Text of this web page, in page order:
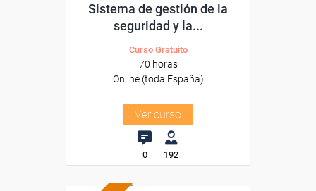
Sistema de gestión de la
seguridad y la...
Curso Gratuito
70 horas
Online (toda España)
Ver curso
0 192